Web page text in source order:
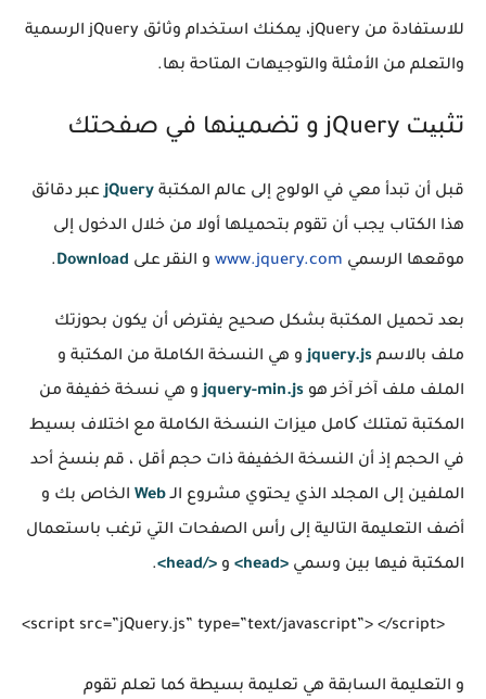
للاستفادة من jQuery، يمكنك استخدام وثائق jQuery الرسمية
والتعلم من الأمثلة والتوجيهات المتاحة بها.
تثبیت jQuery و تضمينها في صفحتك
قبل أن تبدأ معي في الولوج إلى عالم المكتبة jQueryعبر دقائق
هذا الكتاب يجب أن تقوم بتحميلها أولا من خلال الدخول إلى
موقعها الرسمي www.jquery.com و النقر على Download
.
بعد تحميل المكتبة بشكل صحيح يفترض أن يكون بحوزتك
ملف بالاسم jquery.jsو هي النسخة الكاملة من المكتبة و
الملف ملف آخر آخر هو jquery-min.jsو هي نسخة خفيفة من
المكتبة تمتلك کامل ميزات النسخة الكاملة مع اختلاف بسيط
في الحجم إذ أن النسخة الخفيفة ذات حجم أقل ، قم بنسخ أحد
الملفين إلى المجلد الذي يحتوي مشروع الـWeb الخاص بك و
أضف التعليمة التالية إلى رأس الصفحات التي ترغب باستعمال
المكتبة فيها بين وسمي <head> و </head>
.
<script src=”jQuery.js” type=”text/javascript”> </script>
و التعليمة السابقة هي تعليمة بسيطة كما تعلم تقوم